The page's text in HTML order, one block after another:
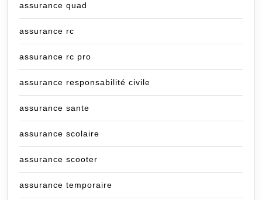
assurance quad
assurance rc
assurance rc pro
assurance responsabilité civile
assurance sante
assurance scolaire
assurance scooter
assurance temporaire